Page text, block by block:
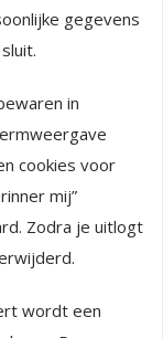
gegevens
in
cookies voor
mij”
Zodra je uitlogt
wordt een